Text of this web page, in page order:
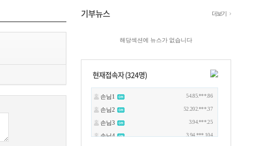
편을 표하는 글...
기부뉴스 더보기
해당섹션에 뉴스가 없습니다
현재접속자 (324명)